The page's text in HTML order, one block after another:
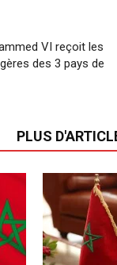
VI reçoit les
des 3 pays de
PLUS